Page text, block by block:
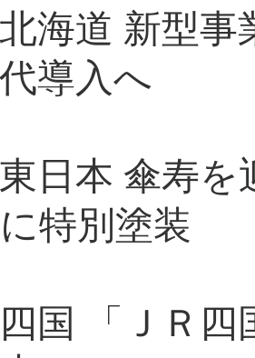
海道 新型
導入へ
日本 傘寿
特別塗装
国 「ＪＲ